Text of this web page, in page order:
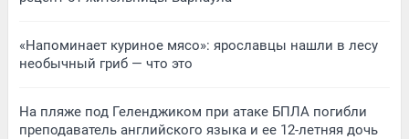
«Напоминает куриное мясо»: ярославцы нашли в лесу
необычный гриб — что это
На пляже под Геленджиком при атаке БПЛА погибли
преподаватель английского языка и ее 12-летняя дочь